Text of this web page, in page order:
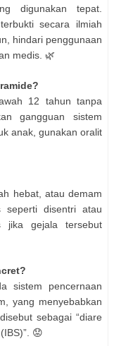
digunakan tepat.
secara ilmiah
hindari penggunaan
medis. 🌿
12 tahun tanpa
gangguan sistem
anak, gunakan oralit
hebat, atau demam
seperti disentri atau
jika gejala tersebut
sistem pencernaan
yang menyebabkan
sebagai “diare
😟